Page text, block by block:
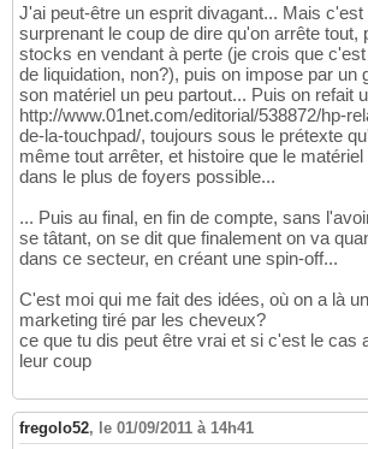
J'ai peut-être un esprit divagant... Mais
surprenant le coup de dire qu'on arrête tout,
stocks en vendant à perte (je crois que
de liquidation, non?), puis on impose par un
son matériel un peu partout... Puis on refait
http://www.01net.com/editorial/538872/hp-
de-la-touchpad/, toujours sous le prétexte
même tout arrêter, et histoire que le
dans le plus de foyers possible...
... Puis au final, en fin de compte, sans
se tâtant, on se dit que finalement on va
dans ce secteur, en créant une spin-off...
C'est moi qui me fait des idées, où on a là
marketing tiré par les cheveux?
ce que tu dis peut être vrai et si c'est le cas
leur coup
fregolo52, le 01/09/2011 à 14h41